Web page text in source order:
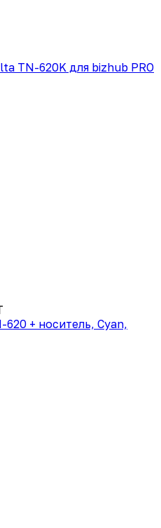
TN-620K для bizhub PRO
+ носитель, Cyan,